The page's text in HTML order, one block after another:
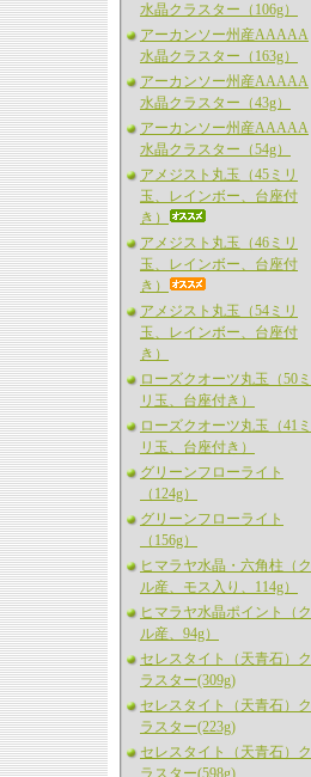
水晶クラスター（106g）
アーカンソー州産AAAAA
水晶クラスター（163g）
アーカンソー州産AAAAA
水晶クラスター（43g）
アーカンソー州産AAAAA
水晶クラスター（54g）
アメジスト丸玉（45ミリ
玉、レインボー、台座付
き）
アメジスト丸玉（46ミリ
玉、レインボー、台座付
き）
アメジスト丸玉（54ミリ
玉、レインボー、台座付
き）
ローズクオーツ丸玉（50ミ
リ玉、台座付き）
ローズクオーツ丸玉（41ミ
リ玉、台座付き）
グリーンフローライト
（124g）
グリーンフローライト
（156g）
ヒマラヤ水晶・六角柱（ク
ル産、モス入り、114g）
ヒマラヤ水晶ポイント（ク
ル産、94g）
セレスタイト（天青石）ク
ラスター(309g)
セレスタイト（天青石）ク
ラスター(223g)
セレスタイト（天青石）ク
ラスター(598g)